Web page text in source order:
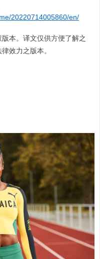
20220714005860/en/
本。译文仅供方便了解之
效力之版本。